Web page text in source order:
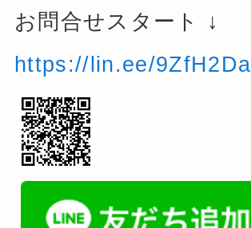
お問合せスタート ↓
https://lin.ee/9ZfH2Da